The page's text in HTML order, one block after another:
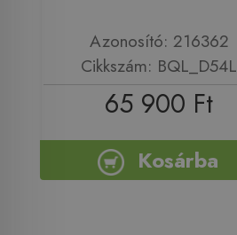
Azonosító: 216362
Cikkszám: BQL_D54L
65 900 Ft
Kosárba